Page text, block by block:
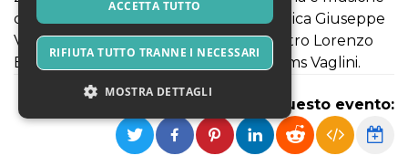
dei Queen interpretate dalla Filarmonica Giuseppe
Verdi APS di Calci (PI) diretta dal Maestro Lorenzo
Bocci. Special guest Giorgio GogoDrums Vaglini.
Condividi questo evento:
ACCETTA TUTTO
RIFIUTA TUTTO TRANNE I NECESSARI
MOSTRA DETTAGLI
Necessari Marketing